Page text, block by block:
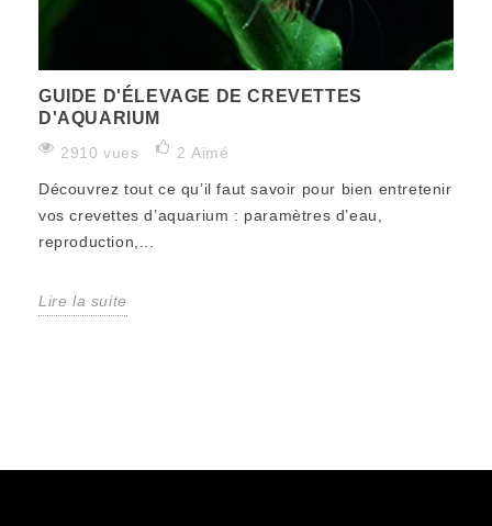
GUIDE D'ÉLEVAGE DE CREVETTES
D'AQUARIUM
2910 vues 2 Aimé
Découvrez tout ce qu’il faut savoir pour bien entretenir
vos crevettes d’aquarium : paramètres d’eau,
reproduction,...
Lire la suite